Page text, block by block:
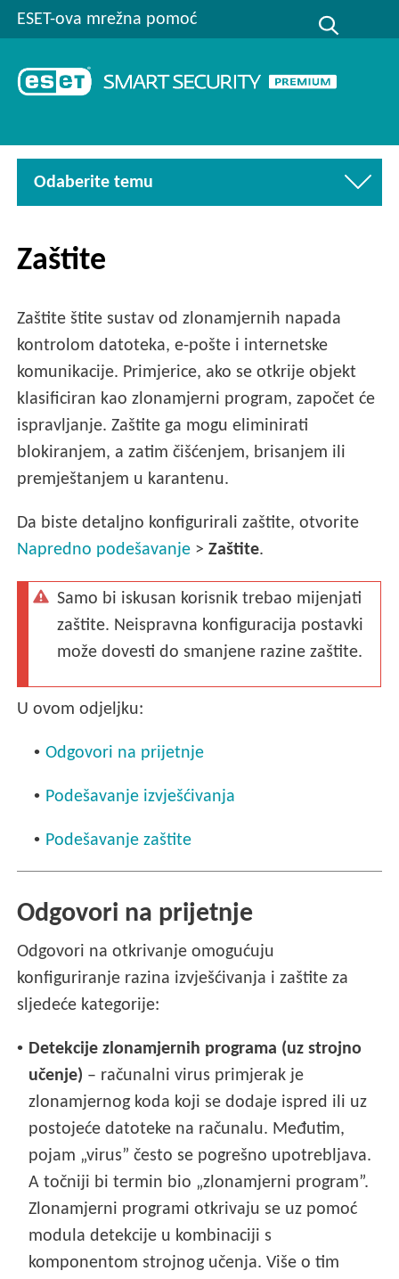
ESET-ova mrežna pomoć
Odaberite temu
Zaštite
Zaštite štite sustav od zlonamjernih napada
kontrolom datoteka, e-pošte i internetske
komunikacije. Primjerice, ako se otkrije objekt
klasificiran kao zlonamjerni program, započet će
ispravljanje. Zaštite ga mogu eliminirati
blokiranjem, a zatim čišćenjem, brisanjem ili
premještanjem u karantenu.
Da biste detaljno konfigurirali zaštite, otvorite
Napredno podešavanje >Zaštite.
Samo bi iskusan korisnik trebao mijenjati
zaštite. Neispravna konfiguracija postavki
može dovesti do smanjene razine zaštite.
U ovom odjeljku:
• Odgovori na prijetnje
• Podešavanje izvješćivanja
• Podešavanje zaštite
Odgovori na prijetnje
Odgovori na otkrivanje omogućuju
konfiguriranje razina izvješćivanja i zaštite za
sljedeće kategorije:
• Detekcije zlonamjernih programa (uz strojno
učenje) – računalni virus primjerak je
zlonamjernog koda koji se dodaje ispred ili uz
postojeće datoteke na računalu. Međutim,
pojam „virus” često se pogrešno upotrebljava.
A točniji bi termin bio „zlonamjerni program”.
Zlonamjerni programi otkrivaju se uz pomoć
modula detekcije u kombinaciji s
komponentom strojnog učenja. Više o tim